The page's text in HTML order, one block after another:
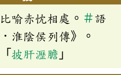
喻赤忱相處。 ＃語
淮陰侯列傳》。
披肝瀝膽 」